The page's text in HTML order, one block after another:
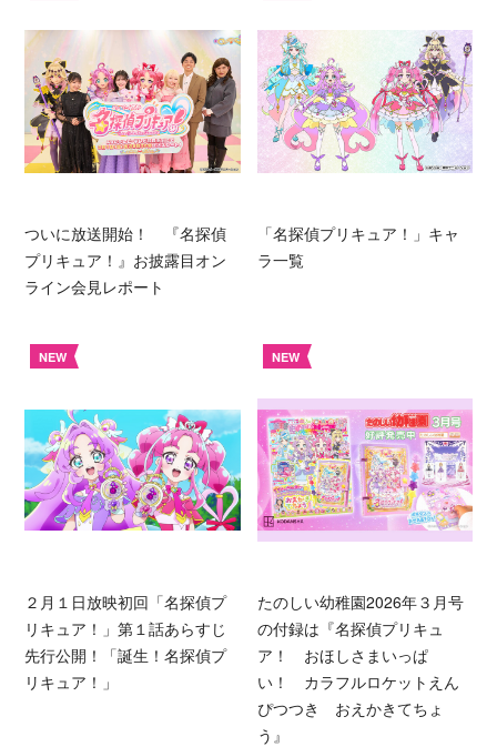
ついに放送開始！ 『名探偵
プリキュア！』お披露目オン
ライン会見レポート
「名探偵プリキュア！」キャ
ラ一覧
NEW
２月１日放映初回「名探偵プ
リキュア！」第１話あらすじ
先行公開！「誕生！名探偵プ
リキュア！」
NEW
たのしい幼稚園2026年３月号
の付録は『名探偵プリキュ
ア！ おほしさまいっぱ
い！ カラフルロケットえん
ぴつつき おえかきてちょ
う』